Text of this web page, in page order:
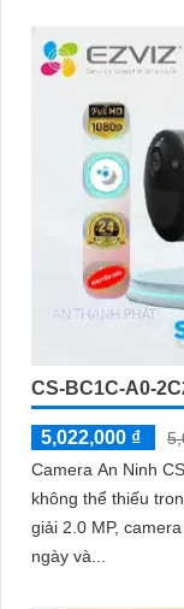
CS-BC1C-A0-
5,022,000 ₫
Camera An Ninh
không thể thiếu trong hệ
giải 2.0 MP,
ngày và...